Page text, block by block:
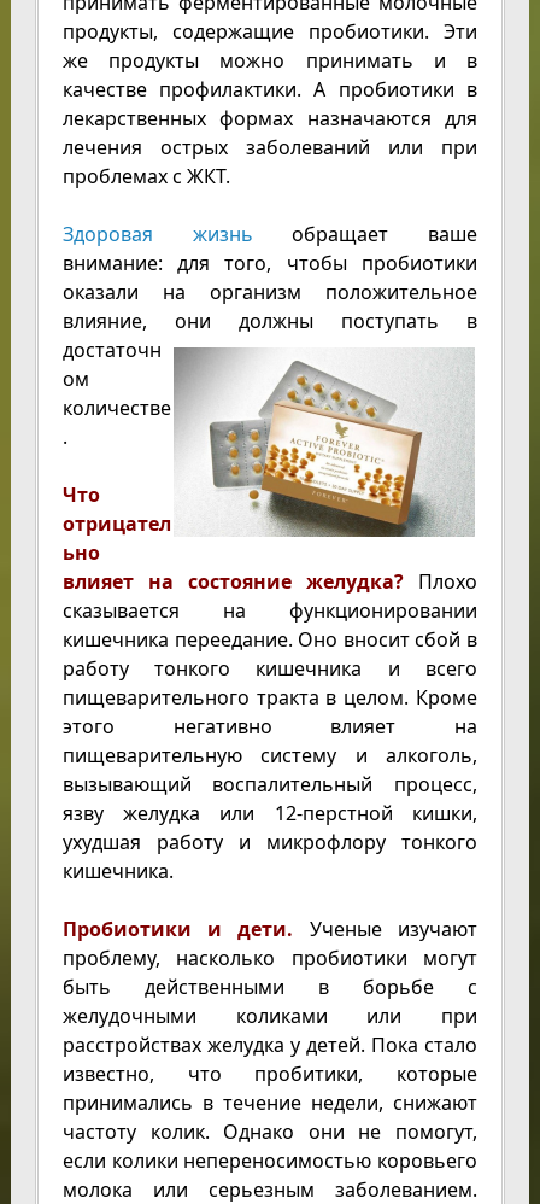
продукты, содержащие пробиотики. Эти
же продукты можно принимать и в
качестве профилактики. А пробиотики в
лекарственных формах назначаются для
лечения острых заболеваний или при
проблемах с ЖКТ.
Здоровая жизнь обращает ваше
внимание: для того, чтобы пробиотики
оказали на организм положительное
влияние, они должны поступать в
достаточн
ом
количестве
.
Что
отрицател
ьно
влияет на состояние желудка? Плохо
сказывается на функционировании
кишечника переедание. Оно вносит сбой в
работу тонкого кишечника и всего
пищеварительного тракта в целом. Кроме
этого негативно влияет на
пищеварительную систему и алкоголь,
вызывающий воспалительный процесс,
язву желудка или 12-перстной кишки,
ухудшая работу и микрофлору тонкого
кишечника.
Пробиотики и дети. Ученые изучают
проблему, насколько пробиотики могут
быть действенными в борьбе с
желудочными коликами или при
расстройствах желудка у детей. Пока стало
известно, что пробитики, которые
принимались в течение недели, снижают
частоту колик. Однако они не помогут,
если колики непереносимостью коровьего
молока или серьезным заболеванием.